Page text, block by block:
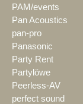
PAM/events
Pan Acoustics
pan-pro
Panasonic
Party Rent
Partylöwe
Peerless-AV
perfect sound